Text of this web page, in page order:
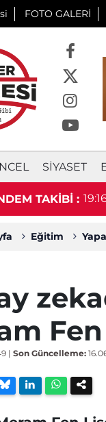
FOTO GALERİ
SIYASET
TAKİBİ :
sürücü
Eğitim
| Son Güncelleme: